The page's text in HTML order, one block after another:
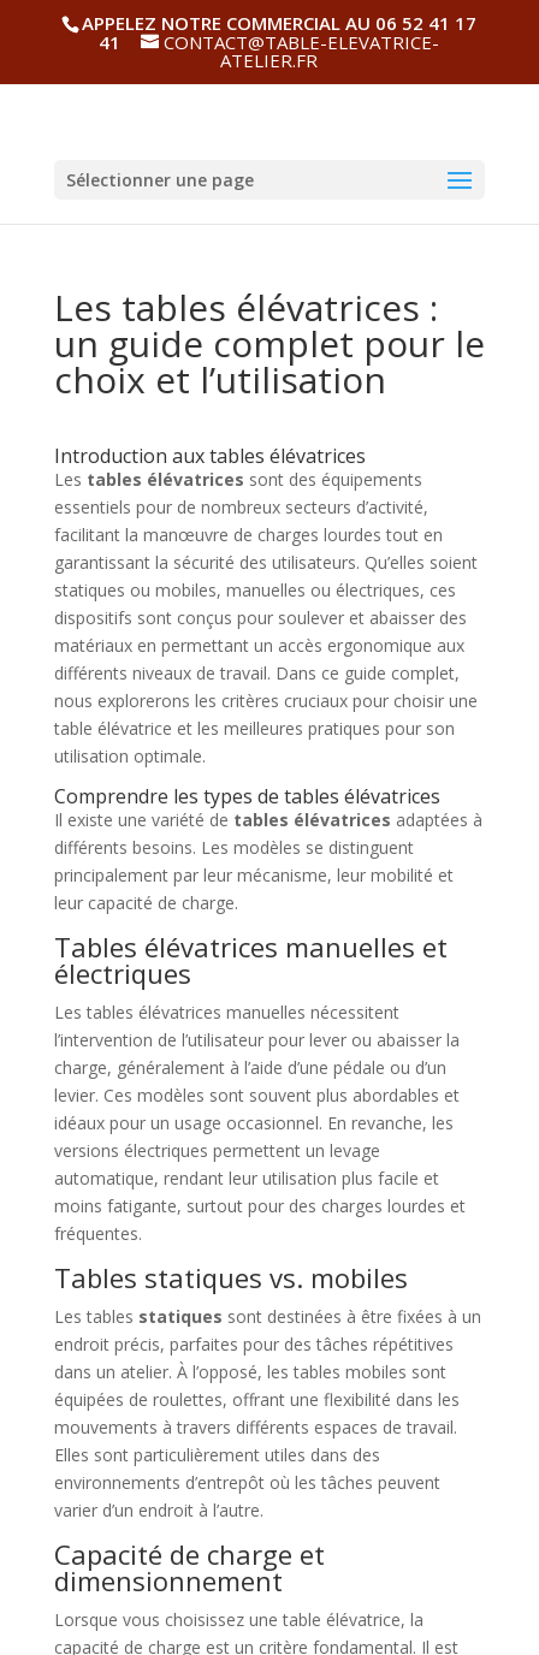
APPELEZ NOTRE COMMERCIAL AU 06 52 41 17
41
CONTACT@TABLE-ELEVATRICE-
ATELIER.FR
Sélectionner une page
Les tables élévatrices :
un guide complet pour le
choix et l’utilisation
Introduction aux tables élévatrices
Les tables élévatrices sont des équipements
essentiels pour de nombreux secteurs d’activité,
facilitant la manœuvre de charges lourdes tout en
garantissant la sécurité des utilisateurs. Qu’elles soient
statiques ou mobiles, manuelles ou électriques, ces
dispositifs sont conçus pour soulever et abaisser des
matériaux en permettant un accès ergonomique aux
différents niveaux de travail. Dans ce guide complet,
nous explorerons les critères cruciaux pour choisir une
table élévatrice et les meilleures pratiques pour son
utilisation optimale.
Comprendre les types de tables élévatrices
Il existe une variété de tables élévatrices adaptées à
différents besoins. Les modèles se distinguent
principalement par leur mécanisme, leur mobilité et
leur capacité de charge.
Tables élévatrices manuelles et
électriques
Les tables élévatrices manuelles nécessitent
l’intervention de l’utilisateur pour lever ou abaisser la
charge, généralement à l’aide d’une pédale ou d’un
levier. Ces modèles sont souvent plus abordables et
idéaux pour un usage occasionnel. En revanche, les
versions électriques permettent un levage
automatique, rendant leur utilisation plus facile et
moins fatigante, surtout pour des charges lourdes et
fréquentes.
Tables statiques vs. mobiles
Les tables statiques sont destinées à être fixées à un
endroit précis, parfaites pour des tâches répétitives
dans un atelier. À l’opposé, les tables mobiles sont
équipées de roulettes, offrant une flexibilité dans les
mouvements à travers différents espaces de travail.
Elles sont particulièrement utiles dans des
environnements d’entrepôt où les tâches peuvent
varier d’un endroit à l’autre.
Capacité de charge et
dimensionnement
Lorsque vous choisissez une table élévatrice, la
capacité de charge est un critère fondamental. Il est